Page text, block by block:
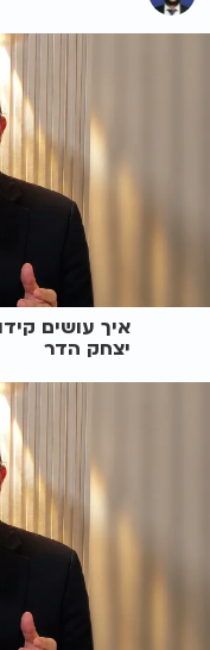
איך עושים
יצחק הדר